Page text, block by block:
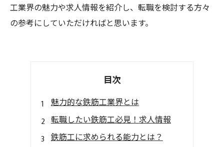
工業界の魅力や求人情報を紹介し、転職を検討する方々
の参考にしていただければと思います。
目次
魅力的な鉄筋工業界とは
転職したい鉄筋工必見！求人情報
鉄筋工に求められる能力とは？